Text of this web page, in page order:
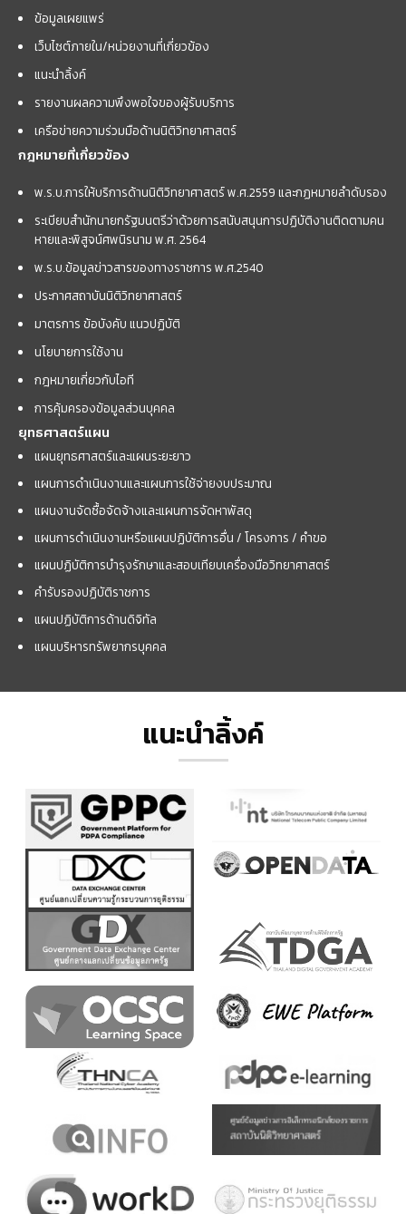
ข้อมูลเผยแพร่
เว็บไซต์ภายใน/หน่วยงานที่เกี่ยวข้อง
แนะนำลิ้งค์
รายงานผลความพึงพอใจของผู้รับบริการ
เครือข่ายความร่วมมือด้านนิติวิทยาศาสตร์
กฎหมายที่เกี่ยวข้อง
พ.ร.บ.การให้บริการด้านนิติวิทยาศาสตร์ พ.ศ.2559 และกฏหมายลำดับรอง
ระเบียบสำนักนายกรัฐมนตรีว่าด้วยการสนับสนุนการปฏิบัติงานติดตามคน
หายและพิสูจน์ศพนิรนาม พ.ศ. 2564
พ.ร.บ.ข้อมูลข่าวสารของทางราชการ พ.ศ.2540
ประกาศสถาบันนิติวิทยาศาสตร์
มาตรการ ข้อบังคับ แนวปฏิบัติ
นโยบายการใช้งาน
กฎหมายเกี่ยวกับไอที
การคุ้มครองข้อมูลส่วนบุคคล
ยุทธศาสตร์แผน
แผนยุทธศาสตร์และแผนระยะยาว
แผนการดำเนินงานและแผนการใช้จ่ายงบประมาณ
แผนงานจัดซื้อจัดจ้างและแผนการจัดหาพัสดุ
แผนการดำเนินงานหรือแผนปฏิบัติการอื่น / โครงการ / คำขอ
แผนปฏิบัติการบำรุงรักษาและสอบเทียบเครื่องมือวิทยาศาสตร์
คำรับรองปฏิบัติราชการ
แผนปฏิบัติการด้านดิจิทัล
แผนบริหารทรัพยากรบุคคล
แนะนำลิ้งค์